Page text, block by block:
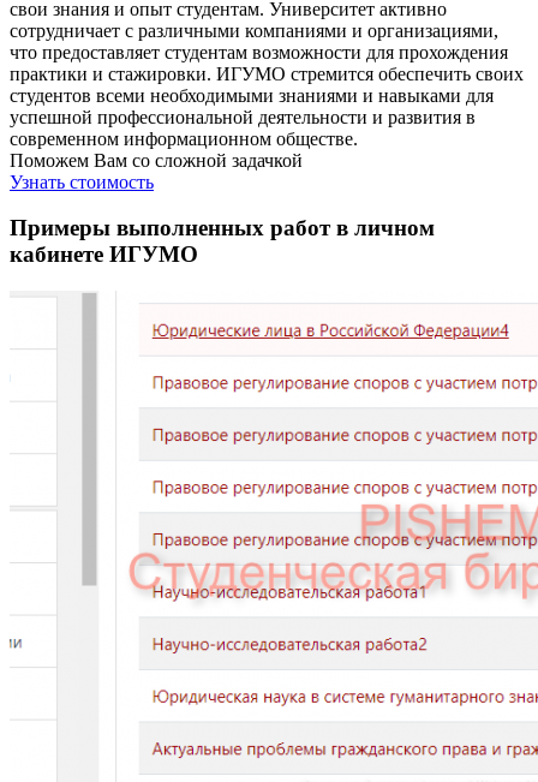
свои знания и опыт студентам. Университет активно
сотрудничает с различными компаниями и организациями,
что предоставляет студентам возможности для прохождения
практики и стажировки. ИГУМО стремится обеспечить своих
студентов всеми необходимыми знаниями и навыками для
успешной профессиональной деятельности и развития в
современном информационном обществе.
Поможем Вам со сложной задачкой
Узнать стоимость
Примеры выполненных работ в личном
кабинете ИГУМО